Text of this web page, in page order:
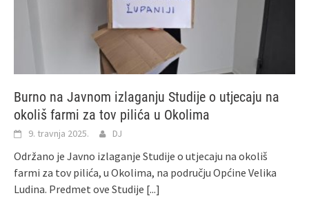
Burno na Javnom izlaganju Studije o utjecaju na
okoliš farmi za tov pilića u Okolima
9. travnja 2025. DJ
Održano je Javno izlaganje Studije o utjecaju na okoliš
farmi za tov pilića, u Okolima, na području Općine Velika
Ludina. Predmet ove Studije [...]